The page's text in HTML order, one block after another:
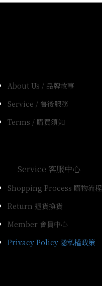
About Us / 品牌故事
Service / 售後服務
Terms / 購買須知
Service 客服中心
Shopping Process 購物流程
Return 退貨換貨
Member 會員中心
Privacy Policy 隱私權政策